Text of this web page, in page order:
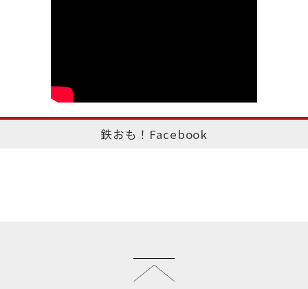
鉄おも！Facebook